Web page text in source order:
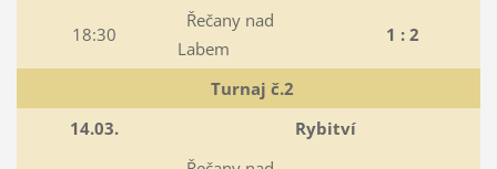
18:30
Řečany nad
Labem
1 : 2
Turnaj č.2
14.03.
Rybitví